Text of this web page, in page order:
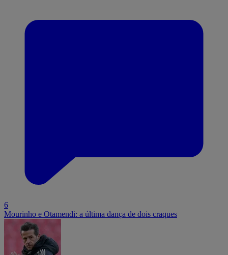
6
Mourinho e Otamendi: a última dança de dois craques